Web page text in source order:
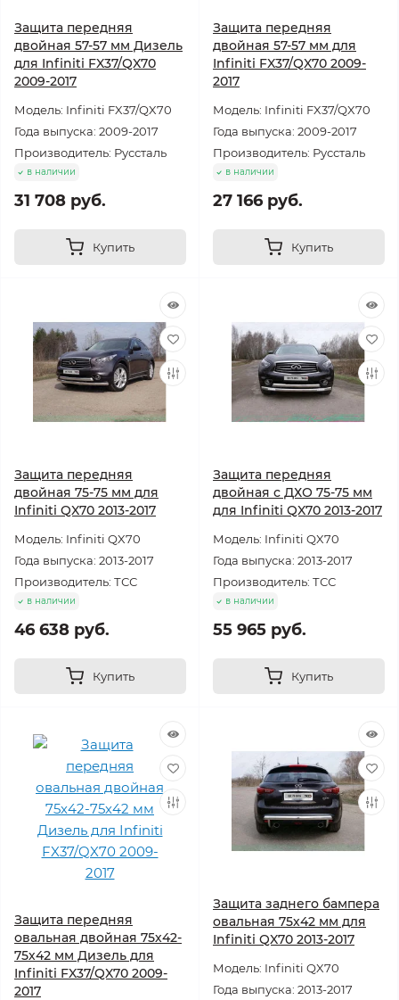
Защита передняя
двойная 57-57 мм Дизель
для Infiniti FX37/QX70
2009-2017
Модель: Infiniti FX37/QX70
Года выпуска: 2009-2017
Производитель: Руссталь
в наличии
31 708 руб.
Купить
Защита передняя
двойная 57-57 мм для
Infiniti FX37/QX70 2009-
2017
Модель: Infiniti FX37/QX70
Года выпуска: 2009-2017
Производитель: Руссталь
в наличии
27 166 руб.
Купить
Защита передняя
двойная 75-75 мм для
Infiniti QX70 2013-2017
Модель: Infiniti QX70
Года выпуска: 2013-2017
Производитель: ТСС
в наличии
46 638 руб.
Купить
Защита передняя
двойная с ДХО 75-75 мм
для Infiniti QX70 2013-2017
Модель: Infiniti QX70
Года выпуска: 2013-2017
Производитель: ТСС
в наличии
55 965 руб.
Купить
Защита передняя
овальная двойная 75х42-
75х42 мм Дизель для
Infiniti FX37/QX70 2009-
2017
Защита заднего бампера
овальная 75х42 мм для
Infiniti QX70 2013-2017
Модель: Infiniti QX70
Года выпуска: 2013-2017